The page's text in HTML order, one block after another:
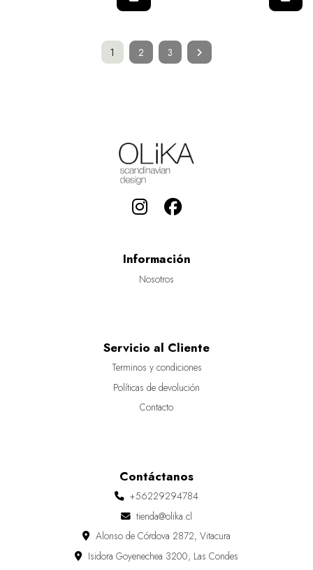
1 2 3
Información
Nosotros
Servicio al Cliente
Terminos y condiciones
Políticas de devolución
Contacto
Contáctanos
+56229294784
tienda@olika.cl
Alonso de Córdova 2872, Vitacura
Isidora Goyenechea 3200, Las Condes